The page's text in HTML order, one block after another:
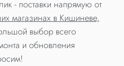
- поставки напрямую от
магазинах в Кишиневе,
выбор всего
и обновления